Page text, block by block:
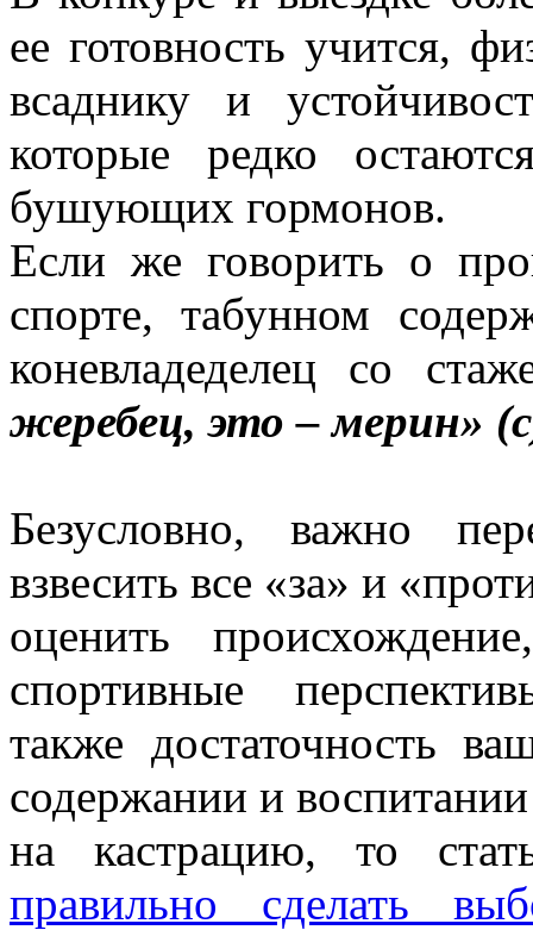
ее готовность учится,
всаднику и
которые редко
бушующих гормонов.
Если же говорить о
спорте, табунном
коневладеделец со
жеребец, это – мерин»
Безусловно, важно
взвесить все «за» и
оценить
спортивные
также достаточность
содержании и
на кастрацию, то
правильно сделать